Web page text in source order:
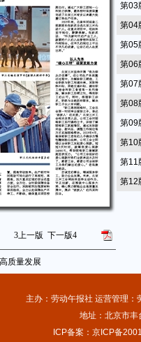
3上一版 下一版4
质量发展
第03
第04
第05
第06
第07
第08
第09
第10
第11
第12
主办：劳动午报社 运营管理
地址：北京市
ICP备案：京ICP备